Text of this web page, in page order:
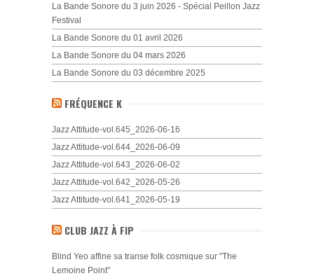
La Bande Sonore du 3 juin 2026 - Spécial Peillon Jazz
Festival
La Bande Sonore du 01 avril 2026
La Bande Sonore du 04 mars 2026
La Bande Sonore du 03 décembre 2025
FRÉQUENCE K
Jazz Attitude-vol.645_2026-06-16
Jazz Attitude-vol.644_2026-06-09
Jazz Attitude-vol.643_2026-06-02
Jazz Attitude-vol.642_2026-05-26
Jazz Attitude-vol.641_2026-05-19
CLUB JAZZ À FIP
Blind Yeo affine sa transe folk cosmique sur "The
Lemoine Point"